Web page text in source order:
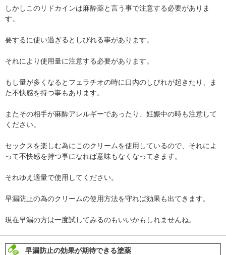
しかしこのリドカインは麻酔薬と言う事で注意する必要がありま
す。
要するに使い過ぎるとしびれる事があります。
それにより使用量に注意する必要があります。
もし量が多くなるとフェラチオの時に口内のしびれが起きたり、ま
た不快感を持つ事もあります。
またその相手が麻酔アレルギーであったり、妊娠中の時も注意して
ください。
セックスを楽しむ為にこのクリームを使用しているので、それによ
って不快感を持つ事になれば意味もなくなってきます。
それゆえ適量で使用してください。
早漏防止の為のクリームの使用方法を守れば効果も出てきます。
現在早漏の方は一度試してみるのもいいかもしれませんね。
早漏防止の効果が期待できる塗薬